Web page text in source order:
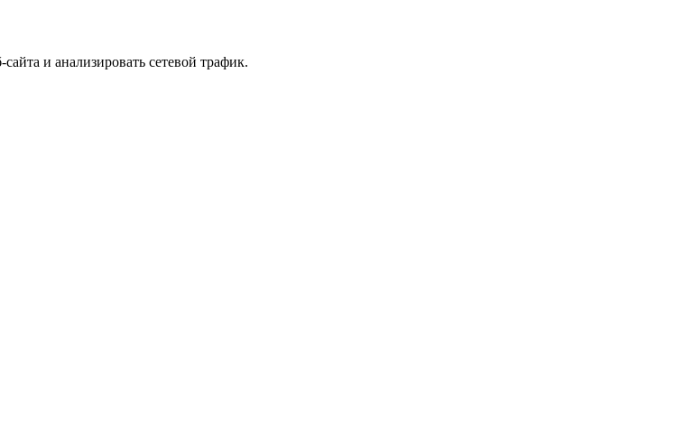
и анализировать сетевой трафик.